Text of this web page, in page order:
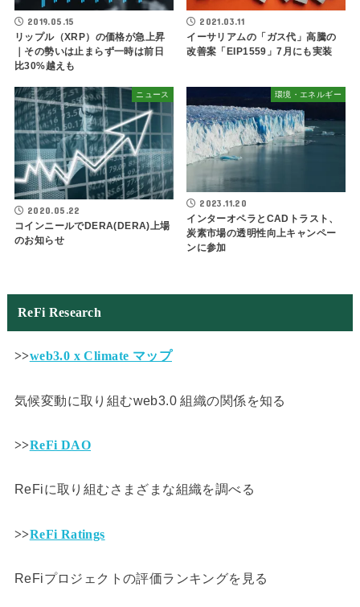
2019.05.15
リップル（XRP）の価格が急上昇
｜その勢いは止まらず一時は前日
比30%越えも
2021.03.11
イーサリアムの「ガス代」高騰の
改善案「EIP1559」7月にも実装
ニュース
2020.05.22
コインニールでDERA(DERA)上場
のお知らせ
環境・エネルギー
2023.11.20
インターオペラとCADトラスト、
炭素市場の透明性向上キャンペー
ンに参加
ReFi Research
>>web3.0 x Climate マップ
気候変動に取り組むweb3.0 組織の関係を知る
>>ReFi DAO
ReFiに取り組むさまざまな組織を調べる
>>ReFi Ratings
ReFiプロジェクトの評価ランキングを見る